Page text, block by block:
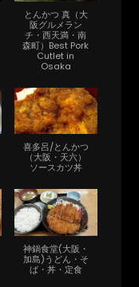
とんかつ 真（大
阪グルメラン
チ・西天満・南
森町）Best Pork
Cutlet in
Osaka
喜多呂/とんかつ
（大阪・天六）
ソースカツ丼
神鍋食堂(大阪・
加島)うどん・そ
ば・丼・定食